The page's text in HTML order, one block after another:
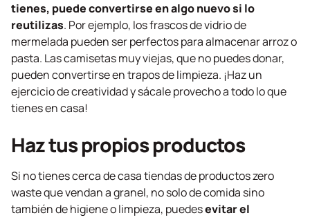
tienes, puede convertirse en algo nuevo si lo
reutilizas. Por ejemplo, los frascos de vidrio de
mermelada pueden ser perfectos para almacenar arroz o
pasta. Las camisetas muy viejas, que no puedes donar,
pueden convertirse en trapos de limpieza. ¡Haz un
ejercicio de creatividad y sácale provecho a todo lo que
tienes en casa!
Haz tus propios productos
Si no tienes cerca de casa tiendas de productoszero
wasteque vendan a granel, no solo de comida sino
también de higiene o limpieza, puedesevitar el